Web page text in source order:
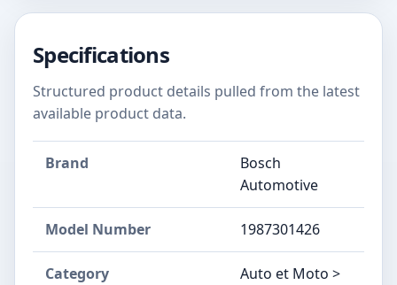
Specifications
Structured product details pulled from the latest
available product data.
Brand
Bosch
Automotive
Model Number ‎1987301426
Category
Auto et Moto >